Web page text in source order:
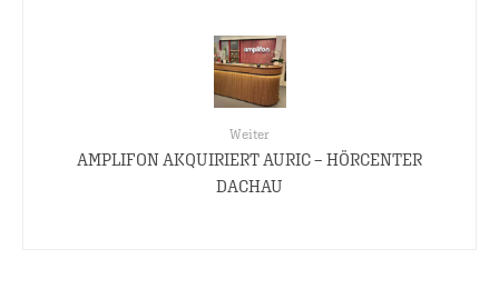
Weiter
AMPLIFON AKQUIRIERT AURIC – HÖRCENTER
DACHAU